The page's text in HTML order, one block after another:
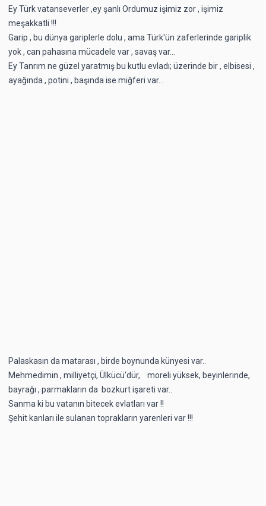
Ey Türk vatanseverler ,ey şanlı Ordumuz işimiz zor , işimiz
meşakkatli !!!
Garip , bu dünya gariplerle dolu , ama Türk'ün zaferlerinde gariplik
yok , can pahasına mücadele var , savaş var...
Ey Tanrım ne güzel yaratmış bu kutlu evladı; üzerinde bir , elbisesi ,
ayağında , potini , başında ise miğferi var...
Palaskasın da matarası , birde boynunda künyesi var..
Mehmedimin , milliyetçi, Ülkücü'dür, moreli yüksek, beyinlerinde,
bayrağı , parmakların da bozkurt işareti var..
Sanma ki bu vatanın bitecek evlatları var !!
Şehit kanları ile sulanan toprakların yarenleri var !!!